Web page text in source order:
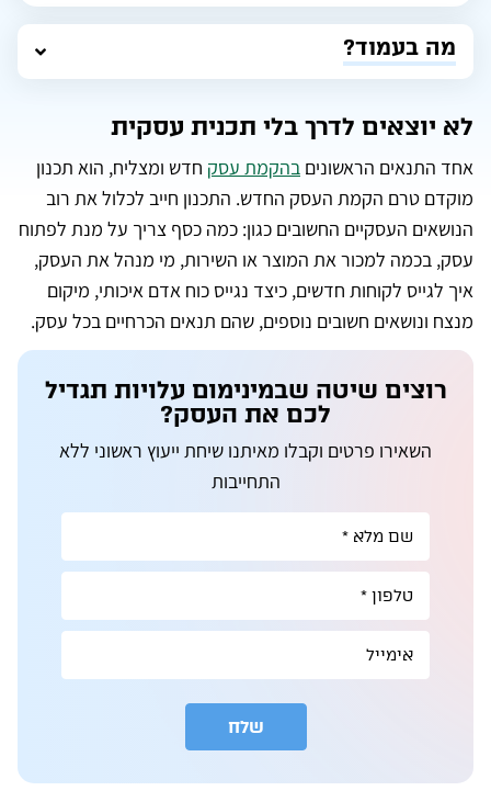
מה בעמוד?
לא יוצאים לדרך בלי תכנית עסקית
אחד התנאים הראשונים בהקמת עסק חדש ומצליח, הוא תכנון
מוקדם טרם הקמת העסק החדש. התכנון חייב לכלול את רוב
הנושאים העסקיים החשובים כגון: כמה כסף צריך על מנת לפתוח
עסק, בכמה למכור את המוצר או השירות, מי מנהל את העסק,
איך לגייס לקוחות חדשים, כיצד נגייס כוח אדם איכותי, מיקום
מנצח ונושאים חשובים נוספים, שהם תנאים הכרחיים בכל עסק.
רוצים שיטה שבמינימום עלויות תגדיל
לכם את העסק?
השאירו פרטים וקבלו מאיתנו שיחת ייעוץ ראשוני ללא
התחייבות
שלח